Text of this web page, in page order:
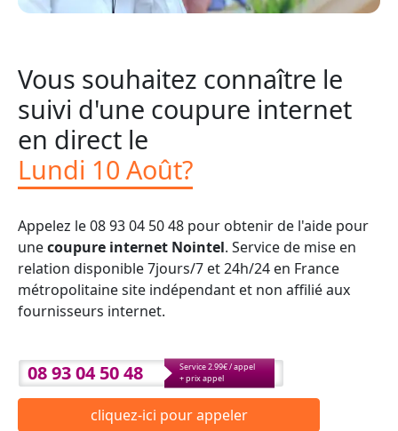
Vous souhaitez connaître le
suivi d'une coupure internet
en direct le
Lundi 10 Août?
Appelez le 08 93 04 50 48 pour obtenir de l'aide pour
unecoupure internet Nointel. Service de mise en
relation disponible 7jours/7 et 24h/24 en France
métropolitaine site indépendant et non affilié aux
fournisseurs internet.
08 93 04 50 48
Service 2.99€ / appel
+ prix appel
cliquez-ici pour appeler